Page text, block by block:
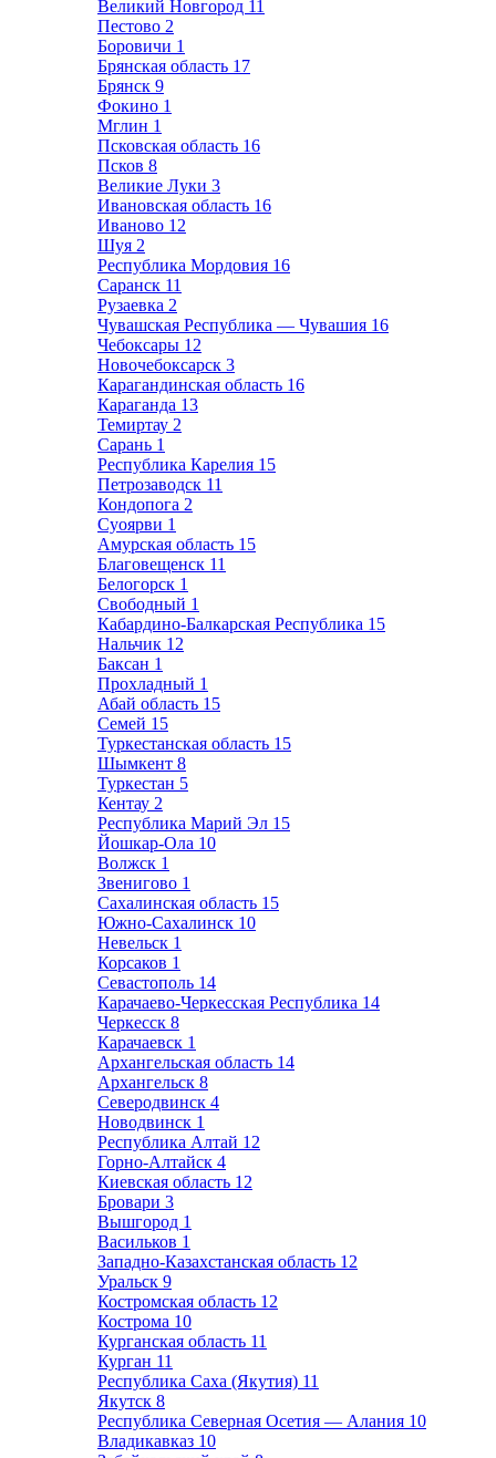
Великий Новгород 11
Пестово 2
Боровичи 1
Брянская область 17
Брянск 9
Фокино 1
Мглин 1
Псковская область 16
Псков 8
Великие Луки 3
Ивановская область 16
Иваново 12
Шуя 2
Республика Мордовия 16
Саранск 11
Рузаевка 2
Чувашская Республика — Чувашия 16
Чебоксары 12
Новочебоксарск 3
Карагандинская область 16
Караганда 13
Темиртау 2
Сарань 1
Республика Карелия 15
Петрозаводск 11
Кондопога 2
Суоярви 1
Амурская область 15
Благовещенск 11
Белогорск 1
Свободный 1
Кабардино-Балкарская Республика 15
Нальчик 12
Баксан 1
Прохладный 1
Абай область 15
Семей 15
Туркестанская область 15
Шымкент 8
Туркестан 5
Кентау 2
Республика Марий Эл 15
Йошкар-Ола 10
Волжск 1
Звенигово 1
Сахалинская область 15
Южно-Сахалинск 10
Невельск 1
Корсаков 1
Севастополь 14
Карачаево-Черкесская Республика 14
Черкесск 8
Карачаевск 1
Архангельская область 14
Архангельск 8
Северодвинск 4
Новодвинск 1
Республика Алтай 12
Горно-Алтайск 4
Киевская область 12
Бровари 3
Вышгород 1
Васильков 1
Западно-Казахстанская область 12
Уральск 9
Костромская область 12
Кострома 10
Курганская область 11
Курган 11
Республика Саха (Якутия) 11
Якутск 8
Республика Северная Осетия — Алания 10
Владикавказ 10